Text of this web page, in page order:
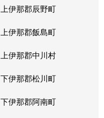
上伊那郡辰野町
上伊那郡飯島町
上伊那郡中川村
下伊那郡松川町
下伊那郡阿南町